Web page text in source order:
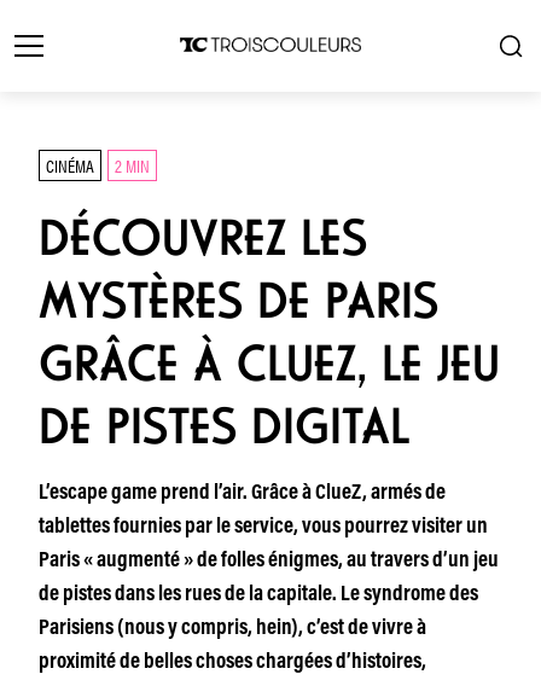
CINÉMA 2 MIN
DÉCOUVREZ LES
MYSTÈRES DE PARIS
GRÂCE À CLUEZ, LE JEU
DE PISTES DIGITAL
L’escape game prend l’air. Grâce à ClueZ, armés de
tablettes fournies par le service, vous pourrez visiter un
Paris « augmenté » de folles énigmes, au travers d’un jeu
de pistes dans les rues de la capitale. Le syndrome des
Parisiens (nous y compris, hein), c’est de vivre à
proximité de belles choses chargées d’histoires,